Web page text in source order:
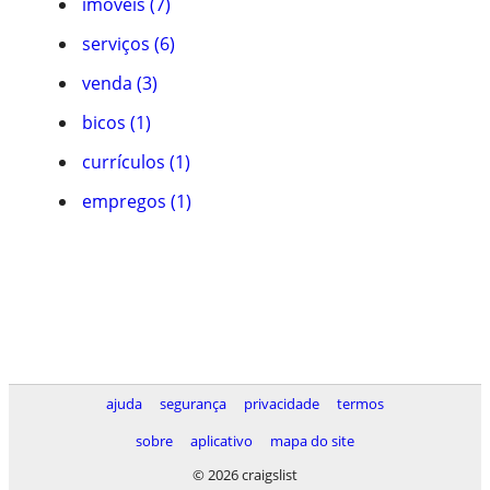
serviços (6)
venda (3)
bicos (1)
currículos (1)
empregos (1)
ajuda segurança privacidade
termos
sobre
aplicativo
mapa do site
© 2026 craigslist